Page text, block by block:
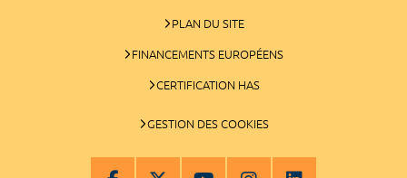
PLAN DU SITE
FINANCEMENTS EUROPÉENS
CERTIFICATION HAS
GESTION DES COOKIES